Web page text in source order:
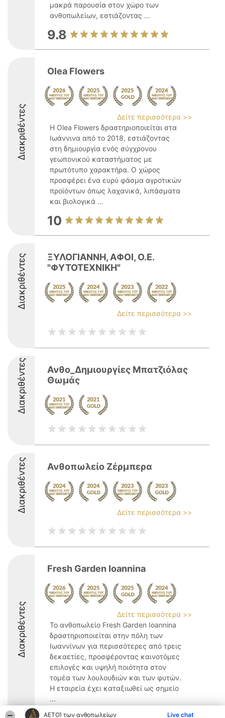
ΑΕΤΟΊ των ανθοπωλείων Live chat
μακρά παρουσία στον χώρο των
ανθοπωλείων, εστιάζοντας ...
9.8
Διακριθέντες
Olea Flowers
Δείτε περισσότερα >>
Η Olea Flowers δραστηριοποιείται στα
Ιωάννινα από το 2018, εστιάζοντας
στη δημιουργία ενός σύγχρονου
γεωπονικού καταστήματος με
πρωτότυπο χαρακτήρα. Ο χώρος
προσφέρει ένα ευρύ φάσμα αγροτικών
προϊόντων όπως λαχανικά, λιπάσματα
και βιολογικά ...
10
Διακριθέντες
ΞΥΛΟΓΙΑΝΝΗ, ΑΦΟΙ, Ο.Ε.
"ΦΥΤΟΤΕΧΝΙΚΗ"
Δείτε περισσότερα >>
Διακριθέντες
Ανθο_Δημιουργίες Μπατζιόλας
Θωμάς
Διακριθέντες Ανθοπωλείο Ζέρμπερα
Δείτε περισσότερα >>
Διακριθέντες
Fresh Garden Ioannina
Δείτε περισσότερα >>
Το ανθοπωλείο Fresh Garden Ioannina
δραστηριοποιείται στην πόλη των
Ιωαννίνων για περισσότερες από τρεις
δεκαετίες, προσφέροντας καινοτόμες
επιλογές και υψηλή ποιότητα στον
τομέα των λουλουδιών και των φυτών.
Η εταιρεία έχει καταξιωθεί ως σημείο
...